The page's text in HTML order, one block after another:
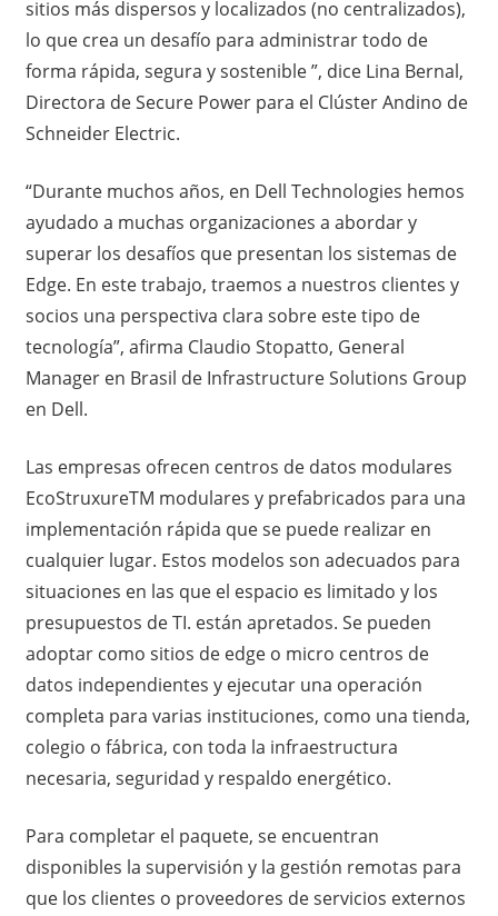
sitios más dispersos y localizados (no centralizados),
lo que crea un desafío para administrar todo de
forma rápida, segura y sostenible ”, dice Lina Bernal,
Directora de Secure Power para el Clúster Andino de
Schneider Electric.
“Durante muchos años, en Dell Technologies hemos
ayudado a muchas organizaciones a abordar y
superar los desafíos que presentan los sistemas de
Edge. En este trabajo, traemos a nuestros clientes y
socios una perspectiva clara sobre este tipo de
tecnología”, afirma Claudio Stopatto, General
Manager en Brasil de Infrastructure Solutions Group
en Dell.
Las empresas ofrecen centros de datos modulares
EcoStruxureTM modulares y prefabricados para una
implementación rápida que se puede realizar en
cualquier lugar. Estos modelos son adecuados para
situaciones en las que el espacio es limitado y los
presupuestos de TI. están apretados. Se pueden
adoptar como sitios de edge o micro centros de
datos independientes y ejecutar una operación
completa para varias instituciones, como una tienda,
colegio o fábrica, con toda la infraestructura
necesaria, seguridad y respaldo energético.
Para completar el paquete, se encuentran
disponibles la supervisión y la gestión remotas para
que los clientes o proveedores de servicios externos